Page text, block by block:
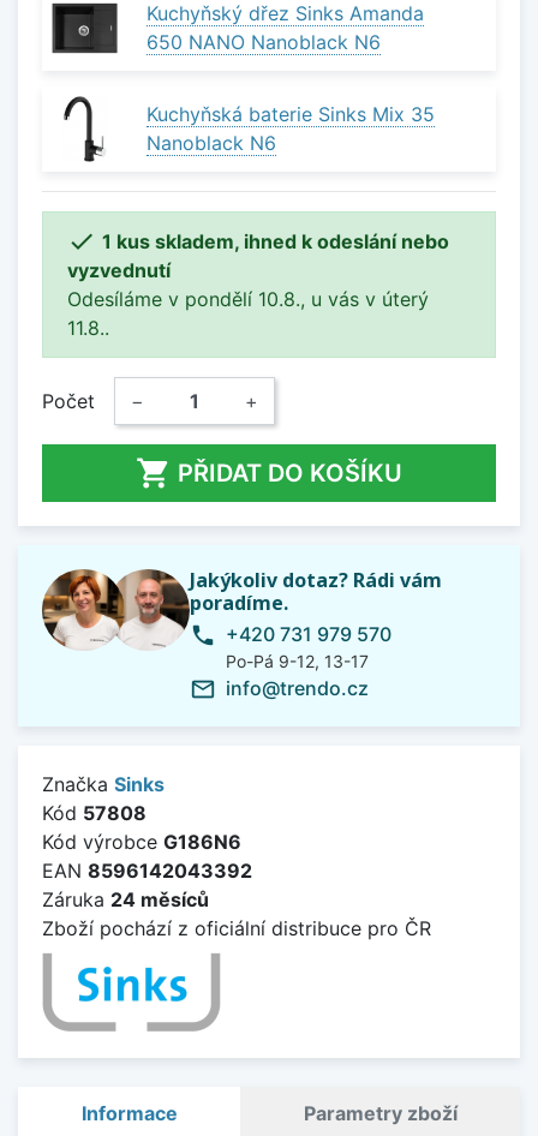
Kuchyňský dřez Sinks Amanda
650 NANO Nanoblack N6
Kuchyňská baterie Sinks Mix 35
Nanoblack N6
 1 kus skladem, ihned k odeslání nebo
vyzvednutí
Odesíláme v pondělí 10.8., u vás v úterý
11.8..
Počet − +
 PŘIDAT DO KOŠÍKU
Jakýkoliv dotaz? Rádi vám
poradíme.
phone +420 731 979 570
Po-Pá 9-12, 13-17
mail_outline info@trendo.cz
Značka Sinks
Kód 57808
Kód výrobce G186N6
EAN 8596142043392
Záruka 24 měsíců
Zboží pochází z oficiální distribuce pro ČR
Informace Parametry zboží